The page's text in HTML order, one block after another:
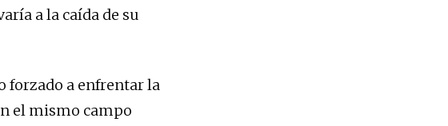
a la caída de su
forzado a enfrentar la
el mismo campo